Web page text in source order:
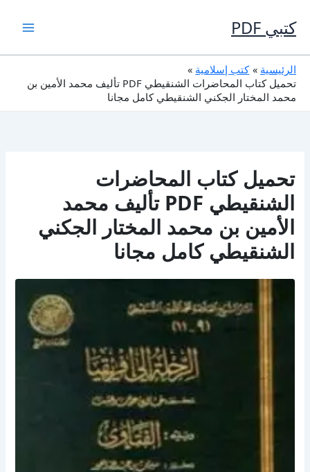
إلى
المحتوى
كتبي PDF
الرئيسية
كتب إسلامية
تحميل كتاب المحاضرات الشنقيطي PDF تأليف محمد الأمين بن
محمد المختار الجكني الشنقيطي كامل مجانا
تحميل كتاب المحاضرات
الشنقيطي PDF تأليف محمد
الأمين بن محمد المختار الجكني
الشنقيطي كامل مجانا